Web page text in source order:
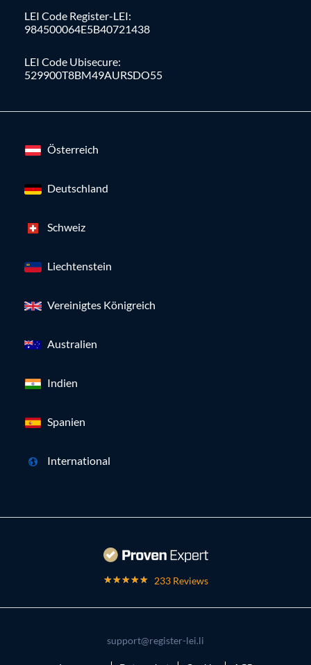
LEI Code Register-LEI:
984500064E5B40721438
LEI Code Ubisecure:
529900T8BM49AURSDO55
Österreich
Deutschland
Schweiz
Liechtenstein
Vereinigtes Königreich
Australien
Indien
Spanien
International
233 Reviews
support@register-lei.li